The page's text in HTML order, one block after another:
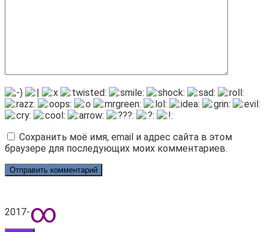
Сохранить моё имя, email и адрес сайта в этом
браузере для последующих моих комментариев.
2017-∞